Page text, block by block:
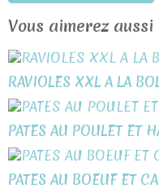
Vous aimerez aussi
RAVIOLES XXL A LA
PATES AU POULET ET
PATES AU BOEUF ET